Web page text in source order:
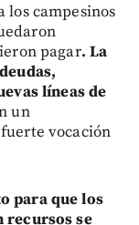
los campesinos
pagar. La
líneas de
un
vocación
para que los
recursos se